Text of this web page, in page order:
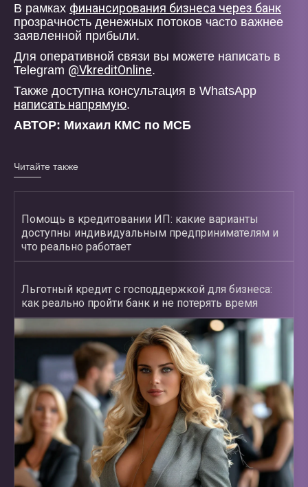
В рамках финансирования бизнеса через банк
прозрачность денежных потоков часто важнее
заявленной прибыли.
Для оперативной связи вы можете написать в
Telegram @VkreditOnline.
Также доступна консультация в WhatsApp
написать напрямую.
АВТОР: Михаил КМС по МСБ
Читайте также
Помощь в кредитовании ИП: какие варианты
доступны индивидуальным предпринимателям и
что реально работает
Льготный кредит с господдержкой для бизнеса:
как реально пройти банк и не потерять время